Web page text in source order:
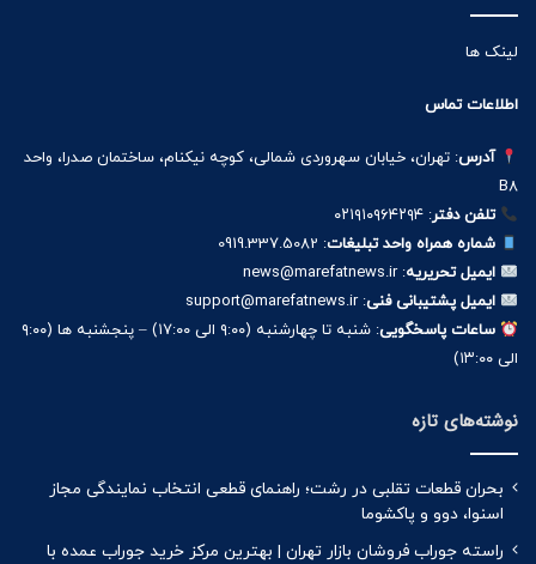
لینک ها
اطلاعات تماس
آدرس: تهران، خیابان سهروردی شمالی، کوچه نیکنام، ساختمان صدرا، واحد
B8
تلفن دفتر: ۰۲۱۹۱۰۹۶۴۲۹۴
شماره همراه واحد تبلیغات: 0919.337.5082
ایمیل تحریریه: news@marefatnews.ir
ایمیل پشتیبانی فنی: support@marefatnews.ir
ساعات پاسخگویی
: شنبه تا چهارشنبه (۹:۰۰ الی ۱۷:۰۰) – پنجشنبه ها (۹:۰۰
الی ۱۳:۰۰)
نوشته‌های تازه
بحران قطعات تقلبی در رشت؛ راهنمای قطعی انتخاب نمایندگی مجاز
اسنوا، دوو و پاکشوما
راسته جوراب فروشان بازار تهران | بهترین مرکز خرید جوراب عمده با